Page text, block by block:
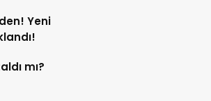
Yeni
mı?